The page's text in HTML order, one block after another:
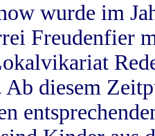
wurde im
Freudenfier
diesem